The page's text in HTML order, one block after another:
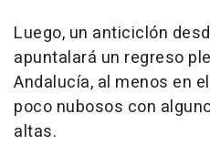
Luego, un anticiclón
apuntalará un regreso
Andalucía, al menos en
poco nubosos con
altas.